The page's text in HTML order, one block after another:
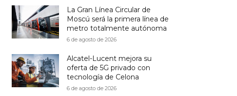
La Gran Línea Circular de
Moscú será la primera línea de
metro totalmente autónoma
6 de agosto de 2026
Alcatel-Lucent mejora su
oferta de 5G privado con
tecnología de Celona
6 de agosto de 2026